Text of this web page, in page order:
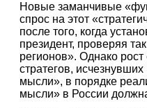
Новые заманчивые
спрос на этот
после того, когда
президент, проверяя
регионов». Однако
стратегов,
мысли», в порядке
мысли» в России